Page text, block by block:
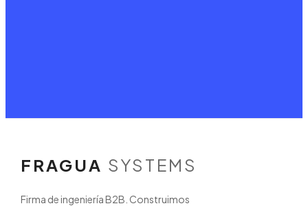
FRAGUA SYSTEMS
Firma de ingeniería B2B. Construimos